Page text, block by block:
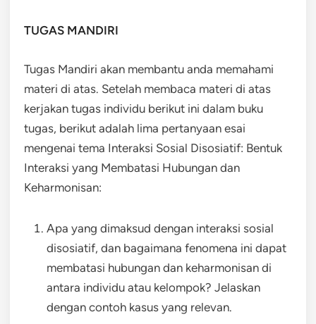
TUGAS MANDIRI
Tugas Mandiri akan membantu anda memahami
materi di atas. Setelah membaca materi di atas
kerjakan tugas individu berikut ini dalam buku
tugas, berikut adalah lima pertanyaan esai
mengenai tema Interaksi Sosial Disosiatif: Bentuk
Interaksi yang Membatasi Hubungan dan
Keharmonisan:
Apa yang dimaksud dengan interaksi sosial
disosiatif, dan bagaimana fenomena ini dapat
membatasi hubungan dan keharmonisan di
antara individu atau kelompok? Jelaskan
dengan contoh kasus yang relevan.